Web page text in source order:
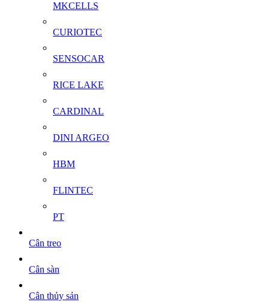
MKCELLS
CURIOTEC
SENSOCAR
RICE LAKE
CARDINAL
DINI ARGEO
HBM
FLINTEC
PT
Cân treo
Cân sàn
Cân thủy sản